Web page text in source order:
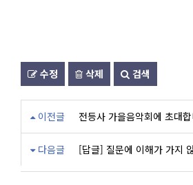
수정 삭제 검색
이전글 전등사 가을음악회에 초대
다음글
[답글] 질문에 이해가 가지